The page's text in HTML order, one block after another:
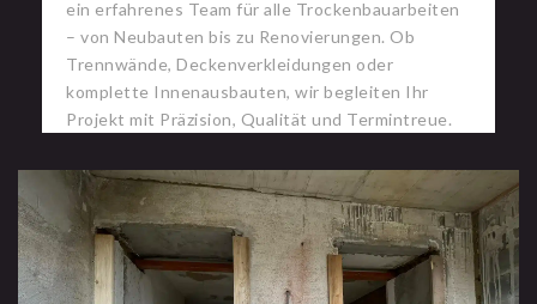
ein erfahrenes Team für alle Trockenbauarbeiten
– von Neubauten bis zu Renovierungen. Ob
Trennwände, Deckenverkleidungen oder
komplette Innenausbauten, wir begleiten Ihr
Projekt mit Präzision, Qualität und Termintreue.